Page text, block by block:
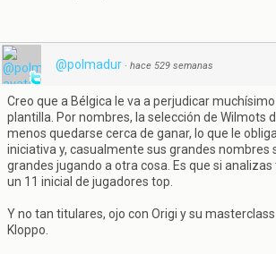
@polmadur · hace 529 semanas
Creo que a Bélgica le va a perjudicar
plantilla. Por nombres, la selección de Wilmots
menos quedarse cerca de ganar, lo que le
iniciativa y, casualmente sus grandes nombres
grandes jugando a otra cosa. Es que si
un 11 inicial de jugadores top.
Y no tan titulares, ojo con Origi y su
Kloppo.